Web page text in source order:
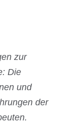
zur
Die
und
der